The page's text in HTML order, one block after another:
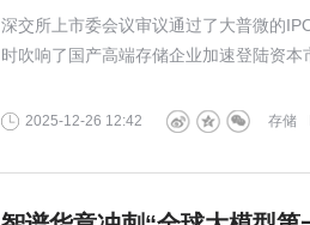
深交所上市委会议审议通过了大普微的
时吹响了国产高端存储企业加速登陆资本
2025-12-26 12:42 存储